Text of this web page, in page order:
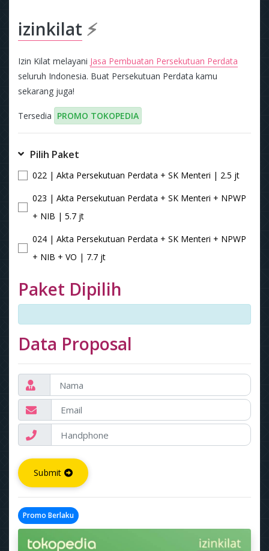
izinkilat ⚡
Izin Kilat melayani Jasa Pembuatan Persekutuan Perdata
seluruh Indonesia. Buat Persekutuan Perdata kamu
sekarang juga!
Tersedia PROMO TOKOPEDIA
Pilih Paket
022 | Akta Persekutuan Perdata + SK Menteri | 2.5 jt
023 | Akta Persekutuan Perdata + SK Menteri + NPWP
+ NIB | 5.7 jt
024 | Akta Persekutuan Perdata + SK Menteri + NPWP
+ NIB + VO | 7.7 jt
Paket Dipilih
Data Proposal
Submit
Promo Berlaku